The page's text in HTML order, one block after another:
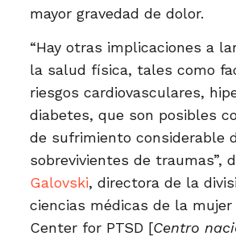
mayor gravedad de dolor.
“Hay otras implicaciones a
la salud física, tales como
riesgos cardiovasculares,
diabetes, que son posibles
de sufrimiento considerable
sobrevivientes de traumas”,
Galovski, directora de la
ciencias médicas de la
Center for PTSD [Centro